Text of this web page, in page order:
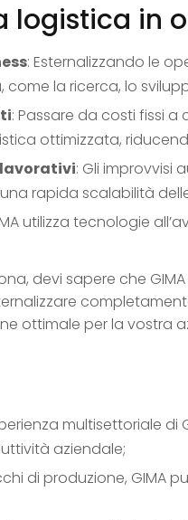
logistica in
: Esternalizzando le
la ricerca, lo
: Passare da costi fissi
ottimizzata,
lavorativi: Gli improvvisi
rapida scalabilità
utilizza tecnologie
devi sapere che
ottimale per la vostra
multisettoriale
aziendale;
di produzione, GIMA